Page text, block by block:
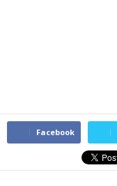
Facebook